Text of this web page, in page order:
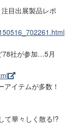
目出展製品レポ
78社が参加…5月
イテムが多数！
て華々しく散る!?